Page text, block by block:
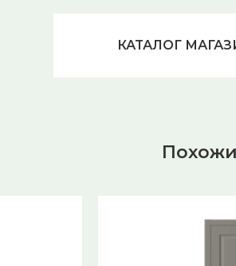
КАТАЛОГ